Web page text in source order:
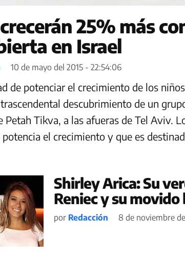
25% más
en Israel
10 de mayo del 2015 - 22:54:06
de potenciar el crecimiento de los
descubrimiento de un
Petah Tikva, a las afueras de Tel Aviv.
el crecimiento y que es
Shirley Arica: Su
Reniec y su movido
por Redacción 8 de noviembre